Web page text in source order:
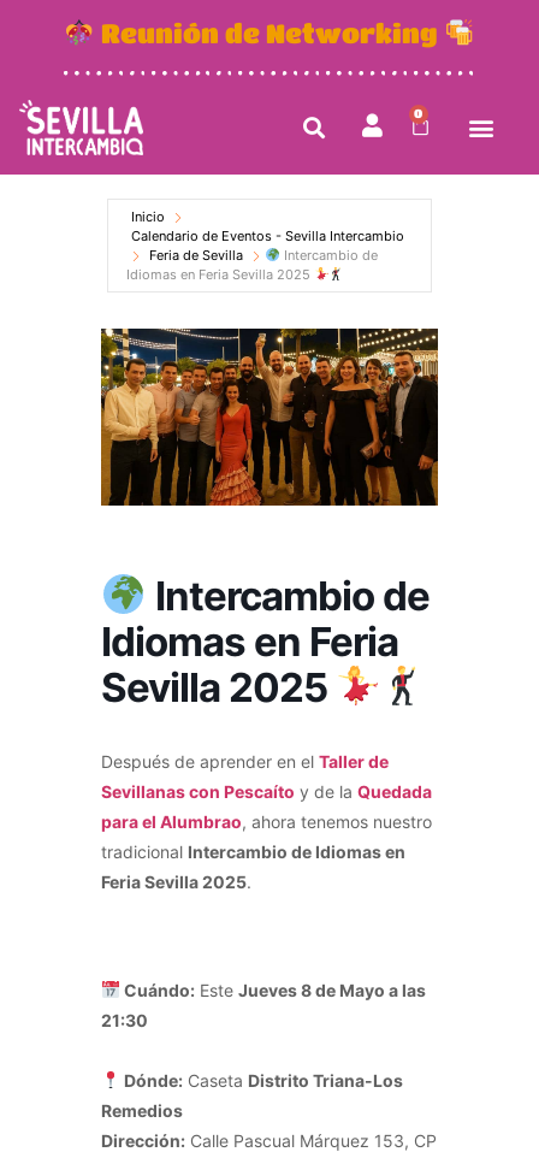
Reunión de Networking
0
Inicio
Calendario de Eventos - Sevilla Intercambio
Feria de Sevilla
Intercambio de
Idiomas en Feria Sevilla 2025
Intercambio de
Idiomas en Feria
Sevilla 2025
Después de aprender en el Taller de
Sevillanas con Pescaíto y de la Quedada
para el Alumbrao, ahora tenemos nuestro
tradicional Intercambio de Idiomas en
Feria Sevilla 2025.
Cuándo:Este Jueves 8 de Mayo a las
21:30
Dónde:Caseta Distrito Triana-Los
Remedios
Dirección: Calle Pascual Márquez 153, CP